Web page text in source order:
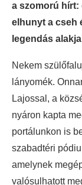
a szomorú hírt:
elhunyt a cseh
legendás
Nekem
lányomék.
Lajossal, a
nyáron kapta
portálunkon is
szabadtéri
amelynek
valósulhatott